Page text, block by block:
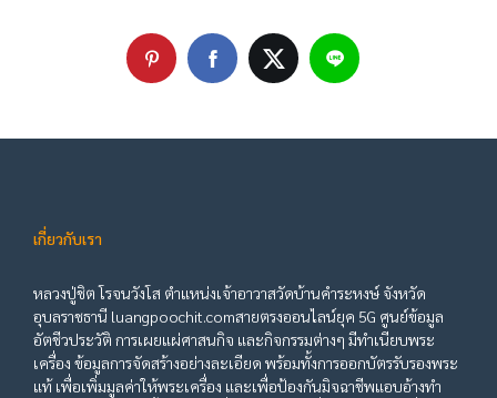
เกี่ยวกับเรา
หลวงปู่ชิต โรจนวังโส ตำแหน่งเจ้าอาวาสวัดบ้านคำระหงษ์ จังหวัด
อุบลราชธานี luangpoochit.comสายตรงออนไลน์ยุค 5G ศูนย์ข้อมูล
อัตชีวประวัติ การเผยแผ่ศาสนกิจ และกิจกรรมต่างๆ มีทำเนียบพระ
เครื่อง ข้อมูลการจัดสร้างอย่างละเอียด พร้อมทั้งการออกบัตรรับรองพระ
แท้ เพื่อเพิ่มมูลค่าให้พระเครื่อง และเพื่อป้องกันมิจฉาชีพแอบอ้างทำ